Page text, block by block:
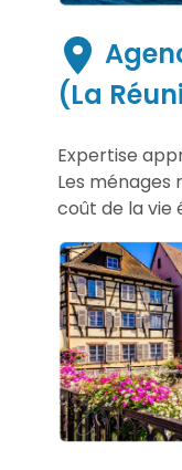
(La
Expertise
Les ménages
coût de la vie